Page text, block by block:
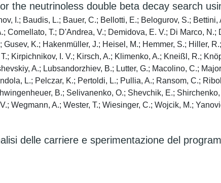
the neutrinoless double beta decay search
I.; Baudis, L.; Bauer, C.; Bellotti, E.; Belogurov, S.;
Comellato, T.; D'Andrea, V.; Demidova, E. V.; Di Marco,
K.; Hakenmüller, J.; Heisel, M.; Hemmer, S.; Hiller,
Kirpichnikov, I. V.; Kirsch, A.; Klimenko, A.; Kneißl, R.;
A.; Lubsandorzhiev, B.; Lutter, G.; Macolino, C.;
L.; Pelczar, K.; Pertoldi, L.; Pullia, A.; Ransom, C.;
B.; Selivanenko, O.; Shevchik, E.;
Wegmann, A.; Wester, T.; Wiesinger, C.; Wojcik, M.;
delle carriere e sperimentazione del